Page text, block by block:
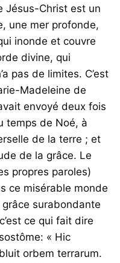
Jésus-Christ est un
une mer profonde,
inonde et couvre
divine, qui
pas de limites. C’est
Madeleine de
envoyé deux fois
temps de Noé, à
de la terre ; et
de la grâce. Le
propres paroles)
ce misérable monde
surabondante
ce qui fait dire
« Hic
orbem terrarum.